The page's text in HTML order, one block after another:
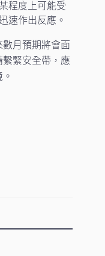
程度上可能受
速作出反應。
月預期將會面
緊安全帶，應